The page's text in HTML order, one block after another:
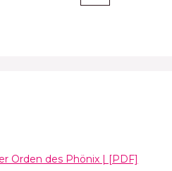
Orden des Phönix | [PDF]